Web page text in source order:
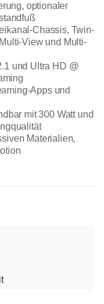
optionaler
Chassis, Twin-
View und Multi-
und Ultra HD @
Apps und
mit 300 Watt und
Materialien,